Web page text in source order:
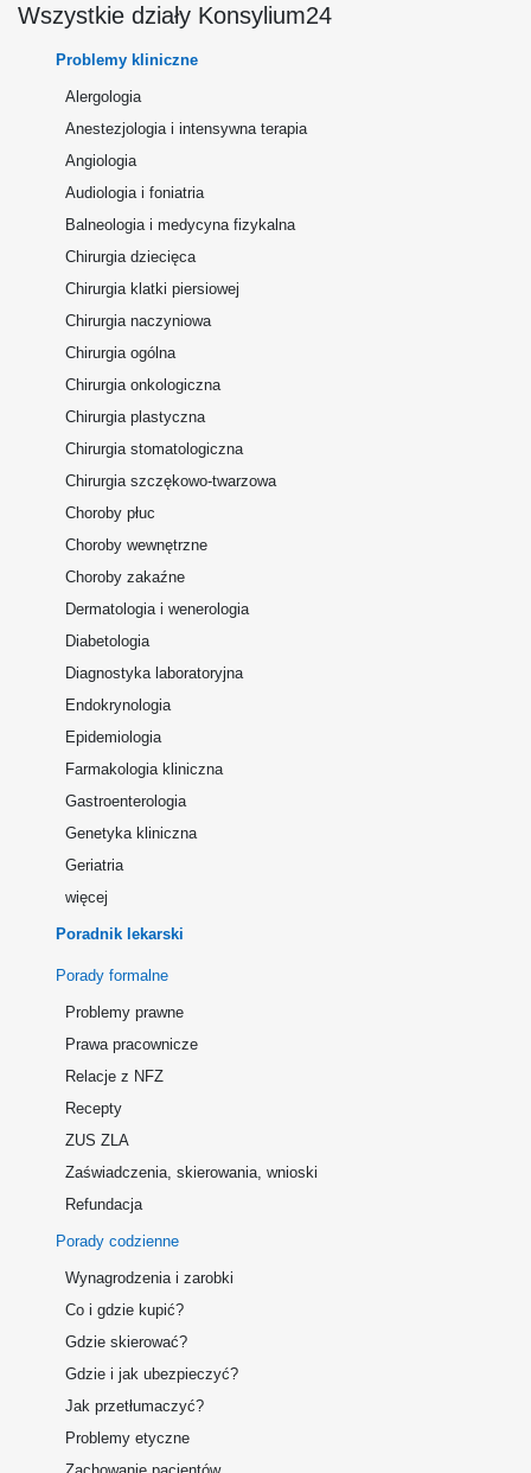
Wszystkie działy Konsylium24
Problemy kliniczne
Alergologia
Anestezjologia i intensywna terapia
Angiologia
Audiologia i foniatria
Balneologia i medycyna fizykalna
Chirurgia dziecięca
Chirurgia klatki piersiowej
Chirurgia naczyniowa
Chirurgia ogólna
Chirurgia onkologiczna
Chirurgia plastyczna
Chirurgia stomatologiczna
Chirurgia szczękowo-twarzowa
Choroby płuc
Choroby wewnętrzne
Choroby zakaźne
Dermatologia i wenerologia
Diabetologia
Diagnostyka laboratoryjna
Endokrynologia
Epidemiologia
Farmakologia kliniczna
Gastroenterologia
Genetyka kliniczna
Geriatria
więcej
Poradnik lekarski
Porady formalne
Problemy prawne
Prawa pracownicze
Relacje z NFZ
Recepty
ZUS ZLA
Zaświadczenia, skierowania, wnioski
Refundacja
Porady codzienne
Wynagrodzenia i zarobki
Co i gdzie kupić?
Gdzie skierować?
Gdzie i jak ubezpieczyć?
Jak przetłumaczyć?
Problemy etyczne